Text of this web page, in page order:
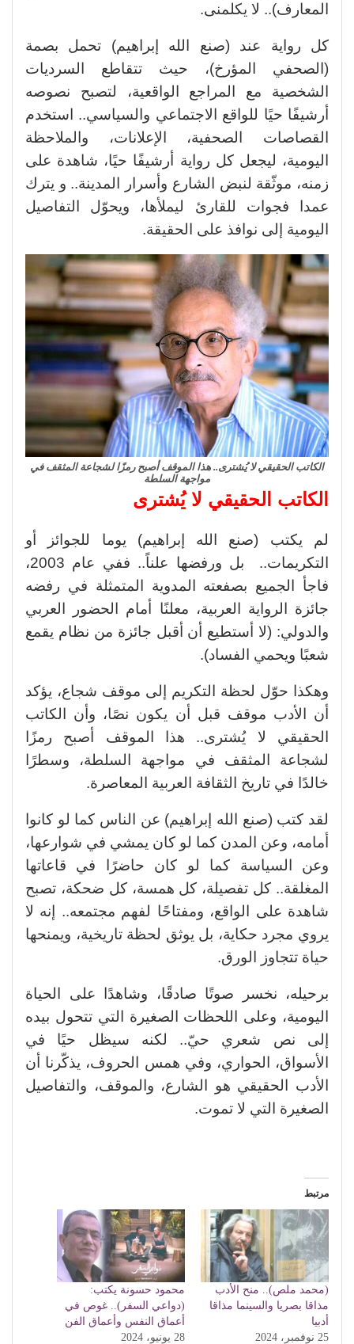
المعارف).. لا يكلمنى.
كل رواية عند (صنع الله إبراهيم) تحمل بصمة
(الصحفي المؤرخ)، حيث تتقاطع السرديات
الشخصية مع المراجع الواقعية، لتصبح نصوصه
أرشيفًا حيًا للواقع الاجتماعي والسياسي.. استخدم
القصاصات الصحفية، الإعلانات، والملاحظة
اليومية، ليجعل كل رواية أرشيفًا حيًا، شاهدة على
زمنه، موثّقة لنبض الشارع وأسرار المدينة.. و يترك
عمدا فجوات للقارئ ليملأها، ويحوّل التفاصيل
اليومية إلى نوافذ على الحقيقة.
الكاتب الحقيقي لا يُشترى.. هذا الموقف أصبح رمزًا لشجاعة المثقف في
مواجهة السلطة
الكاتب الحقيقي لا يُشترى
لم يكتب (صنع الله إبراهيم) يوما للجوائز أو
التكريمات.. بل ورفضها علناً.. ففي عام 2003،
فاجأ الجميع بصفعته المدوية المتمثلة في رفضه
جائزة الرواية العربية، معلنًا أمام الحضور العربي
والدولي: (لا أستطيع أن أقبل جائزة من نظام يقمع
شعبًا ويحمي الفساد).
وهكذا حوّل لحظة التكريم إلى موقف شجاع، يؤكد
أن الأدب موقف قبل أن يكون نصًا، وأن الكاتب
الحقيقي لا يُشترى.. هذا الموقف أصبح رمزًا
لشجاعة المثقف في مواجهة السلطة، وسطرًا
خالدًا في تاريخ الثقافة العربية المعاصرة.
لقد كتب (صنع الله إبراهيم) عن الناس كما لو كانوا
أمامه، وعن المدن كما لو كان يمشي في شوارعها،
وعن السياسة كما لو كان حاضرًا في قاعاتها
المغلقة.. كل تفصيلة، كل همسة، كل ضحكة، تصبح
شاهدة على الواقع، ومفتاحًا لفهم مجتمعه.. إنه لا
يروي مجرد حكاية، بل يوثق لحظة تاريخية، ويمنحها
حياة تتجاوز الورق.
برحيله، نخسر صوتًا صادقًا، وشاهدًا على الحياة
اليومية، وعلى اللحظات الصغيرة التي تتحول بيده
إلى نص شعري حيّ.. لكنه سيظل حيًا في
الأسواق، الحواري، وفي همس الحروف، يذكّرنا أن
الأدب الحقيقي هو الشارع، والموقف، والتفاصيل
الصغيرة التي لا تموت.
مرتبط
(محمد ملص).. منح الأدب
مذاقا بصريا والسينما مذاقا
أدبيا
25 نوفمبر، 2024
محمود حسونة يكتب:
(دواعي السفر).. غوص في
أعماق النفس وأعماق الفن
28 يونيو، 2024